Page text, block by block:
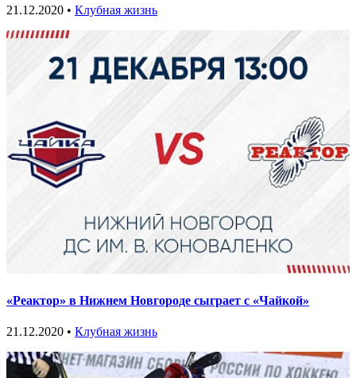
21.12.2020 • Клубная жизнь
«Реактор» в Нижнем Новгороде сыграет с «Чайкой»
21.12.2020 • Клубная жизнь